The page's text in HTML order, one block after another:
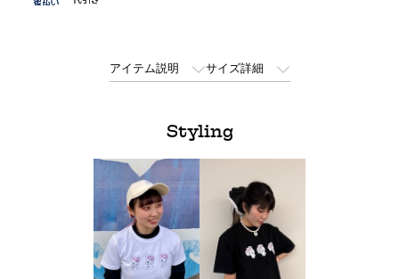
アイテム説明 サイズ詳細
Styling